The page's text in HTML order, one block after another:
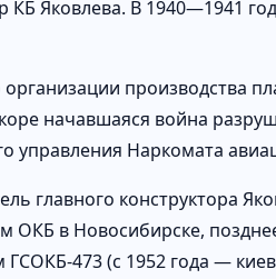
Яковлева. В 1940—1941
производства
начавшаяся война
управления Наркомата
главного конструктора
ОКБ в Новосибирске,
ГСОКБ-473 (c 1952 года —